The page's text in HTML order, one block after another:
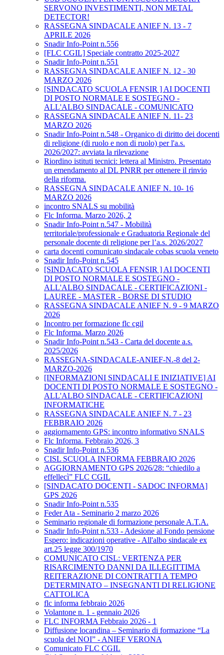
SERVONO INVESTIMENTI, NON METAL
DETECTOR!
RASSEGNA SINDACALE ANIEF N. 13 - 7
APRILE 2026
Snadir Info-Point n.556
[FLC CGIL] Speciale contratto 2025-2027
Snadir Info-Point n.551
RASSEGNA SINDACALE ANIEF N. 12 - 30
MARZO 2026
[SINDACATO SCUOLA FENSIR ] AI DOCENTI
DI POSTO NORMALE E SOSTEGNO -
ALL'ALBO SINDACALE - COMUNICATO
RASSEGNA SINDACALE ANIEF N. 11- 23
MARZO 2026
Snadir Info-Point n.548 - Organico di diritto dei docenti
di religione (di ruolo e non di ruolo) per l'a.s.
2026/2027: avviata la rilevazione
Riordino istituti tecnici: lettera al Ministro. Presentato
un emendamento al DL PNRR per ottenere il rinvio
della riforma.
RASSEGNA SINDACALE ANIEF N. 10- 16
MARZO 2026
incontro SNALS su mobilità
Flc Informa. Marzo 2026, 2
Snadir Info-Point n.547 - Mobilità
territoriale/professionale e Graduatoria Regionale del
personale docente di religione per l’a.s. 2026/2027
carta docenti comunicato sindacale cobas scuola veneto
Snadir Info-Point n.545
[SINDACATO SCUOLA FENSIR ] AI DOCENTI
DI POSTO NORMALE E SOSTEGNO -
ALL'ALBO SINDACALE - CERTIFICAZIONI -
LAUREE - MASTER - BORSE DI STUDIO
RASSEGNA SINDACALE ANIEF N. 9 - 9 MARZO
2026
Incontro per formazione flc cgil
Flc Informa. Marzo 2026
Snadir Info-Point n.543 - Carta del docente a.s.
2025/2026
RASSEGNA-SINDACALE-ANIEF-N.-8 del 2-
MARZO-2026
[INFORMAZIONI SINDACALI E INIZIATIVE] AI
DOCENTI DI POSTO NORMALE E SOSTEGNO -
ALL'ALBO SINDACALE - CERTIFICAZIONI
INFORMATICHE
RASSEGNA SINDACALE ANIEF N. 7 - 23
FEBBRAIO 2026
aggiornamento GPS: incontro informativo SNALS
Flc Informa. Febbraio 2026, 3
Snadir Info-Point n.536
CISL SCUOLA INFORMA FEBBRAIO 2026
AGGIORNAMENTO GPS 2026/28: “chiedilo a
effellecì” FLC CGIL
[SINDACATO DOCENTI - SADOC INFORMA]
GPS 2026
Snadir Info-Point n.535
Feder Ata - Seminario 2 marzo 2026
Seminario regionale di formazione personale A.T.A.
Snadir Info-Point n.533 - Adesione al Fondo pensione
Espero: indicazioni operative - All'albo sindacale ex
art.25 legge 300/1970
COMUNICATO CISL: VERTENZA PER
RISARCIMENTO DANNI DA ILLEGITTIMA
REITERAZIONE DI CONTRATTI A TEMPO
DETERMINATO – INSEGNANTI DI RELIGIONE
CATTOLICA
flc informa febbraio 2026
Volantone n. 1 - gennaio 2026
FLC INFORMA Febbraio 2026 - 1
Diffusione locandina – Seminario di formazione “La
scuola del NOI” - ANIEF VERONA
Comunicato FLC CGIL